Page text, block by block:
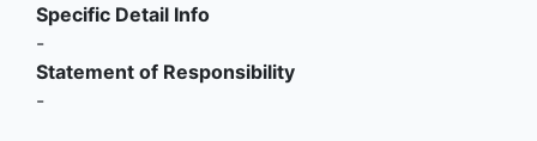
Specific Detail Info
-
Statement of Responsibility
-